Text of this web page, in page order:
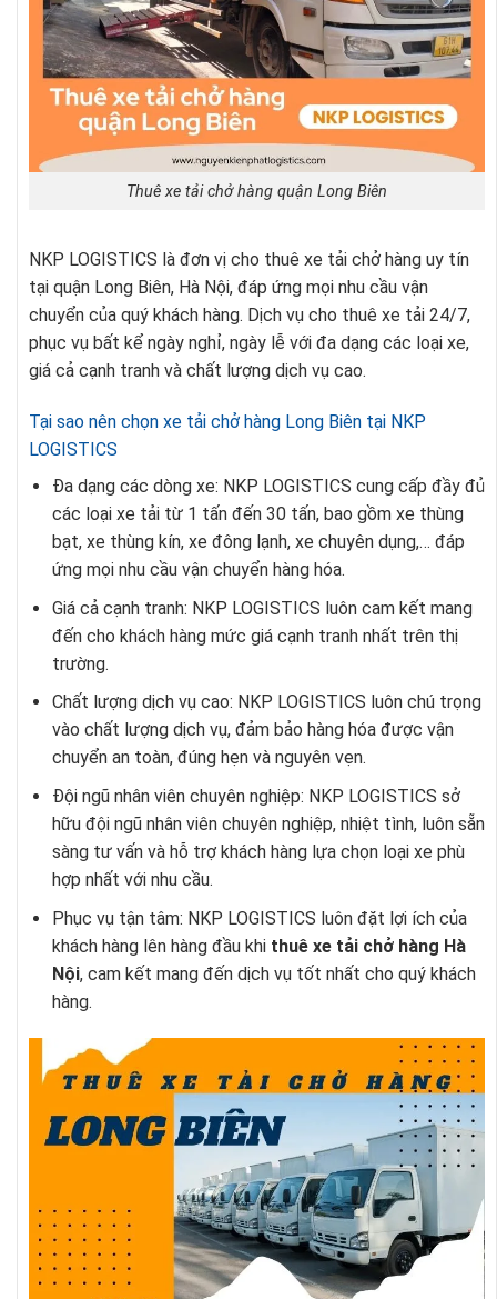
Thuê xe tải chở hàng quận Long Biên
NKP LOGISTICS là đơn vị cho thuê xe tải chở hàng uy tín
tại quận Long Biên, Hà Nội, đáp ứng mọi nhu cầu vận
chuyển của quý khách hàng. Dịch vụ cho thuê xe tải 24/7,
phục vụ bất kể ngày nghỉ, ngày lễ với đa dạng các loại xe,
giá cả cạnh tranh và chất lượng dịch vụ cao.
Tại sao nên chọn xe tải chở hàng Long Biên tại NKP
LOGISTICS
Đa dạng các dòng xe: NKP LOGISTICS cung cấp đầy đủ
các loại xe tải từ 1 tấn đến 30 tấn, bao gồm xe thùng
bạt, xe thùng kín, xe đông lạnh, xe chuyên dụng,… đáp
ứng mọi nhu cầu vận chuyển hàng hóa.
Giá cả cạnh tranh: NKP LOGISTICS luôn cam kết mang
đến cho khách hàng mức giá cạnh tranh nhất trên thị
trường.
Chất lượng dịch vụ cao: NKP LOGISTICS luôn chú trọng
vào chất lượng dịch vụ, đảm bảo hàng hóa được vận
chuyển an toàn, đúng hẹn và nguyên vẹn.
Đội ngũ nhân viên chuyên nghiệp: NKP LOGISTICS sở
hữu đội ngũ nhân viên chuyên nghiệp, nhiệt tình, luôn sẵn
sàng tư vấn và hỗ trợ khách hàng lựa chọn loại xe phù
hợp nhất với nhu cầu.
Phục vụ tận tâm: NKP LOGISTICS luôn đặt lợi ích của
khách hàng lên hàng đầu khi thuê xe tải chở hàng Hà
Nội, cam kết mang đến dịch vụ tốt nhất cho quý khách
hàng.